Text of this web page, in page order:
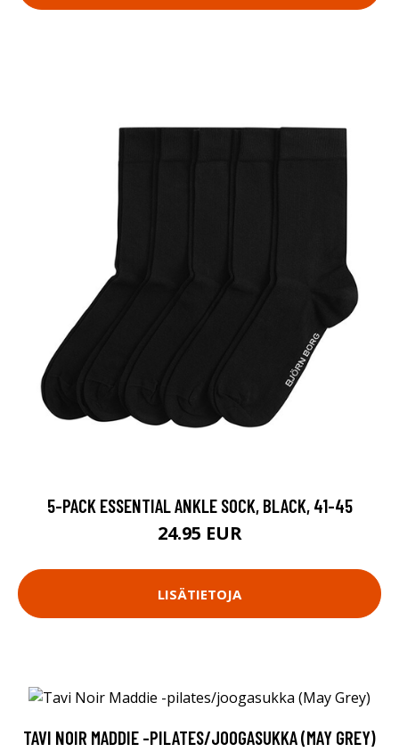
5-PACK ESSENTIAL ANKLE SOCK, BLACK, 41-45
24.95 EUR
LISÄTIETOJA
TAVI NOIR MADDIE -PILATES/JOOGASUKKA (MAY GREY)